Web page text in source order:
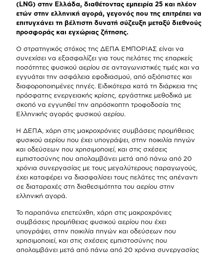
(LNG) στην Ελλάδα, διαθέτοντας εμπειρία 25 και πλέον
ετών στην ελληνική αγορά, γεγονός που της επιτρέπει να
επιτυγχάνει τη βέλτιστη δυνατή σύζευξη μεταξύ διεθνούς
προσφοράς και εγχώριας ζήτησης.
Ο στρατηγικός στόχος της ΔΕΠΑ ΕΜΠΟΡΙΑΣ είναι να
συνεχίσει να εξασφαλίζει για τους πελάτες της επαρκείς
ποσότητες φυσικού αερίου σε ανταγωνιστικές τιμές και να
εγγυάται την ασφάλεια εφοδιασμού, από αξιόπιστες και
διαφοροποιημένες πηγές. Ειδικότερα κατά τη διάρκεια της
πρόσφατης ενεργειακής κρίσης, εργάστηκε μεθοδικά με
σκοπό να εγγυηθεί την απρόσκοπτη τροφοδοσία της
Ελληνικής αγοράς φυσικού αερίου.
Η ΔΕΠΑ, χάρη στις μακροχρόνιες συμβάσεις προμήθειας
φυσικού αερίου που έχει υπογράψει, στην ποικιλία πηγών
και οδεύσεων που χρησιμοποιεί, και στις σχέσεις
εμπιστοσύνης που απολαμβάνει μετά από πάνω από 20
χρόνια συνεργασίας με τους μεγαλύτερους παραγωγούς,
έχει καταφέρει να διασφαλίσει τους πελάτες της απέναντι
σε διαταραχές στη διαθεσιμότητα του αερίου στην
ελληνική αγορά.
Το παραπάνω επετεύχθη, χάρη στις μακροχρόνιες
συμβάσεις προμήθειας φυσικού αερίου που έχει
υπογράψει, στην ποικιλία πηγών και οδεύσεων που
χρησιμοποιεί, και στις σχέσεις εμπιστοσύνης που
απολαμβάνει μετά από πάνω από 20 χρόνια συνεργασίας